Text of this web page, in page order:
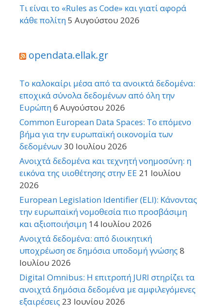
Τι είναι το «Rules as Code» και γιατί αφορά
κάθε πολίτη5 Αυγούστου 2026
opendata.ellak.gr
Το καλοκαίρι μέσα από τα ανοικτά δεδομένα:
εποχικά σύνολα δεδομένων από όλη την
Ευρώπη6 Αυγούστου 2026
Common European Data Spaces: Το επόμενο
βήμα για την ευρωπαϊκή οικονομία των
δεδομένων 30 Ιουλίου 2026
Ανοιχτά δεδομένα και τεχνητή νοημοσύνη: η
εικόνα της υιοθέτησης στην ΕΕ 21 Ιουλίου
2026
European Legislation Identifier (ELI): Κάνοντας
την ευρωπαϊκή νομοθεσία πιο προσβάσιμη
και αξιοποιήσιμη 14 Ιουλίου 2026
Ανοιχτά δεδομένα: από διοικητική
υποχρέωση σε δημόσια υποδομή γνώσης 8
Ιουλίου 2026
Digital Omnibus: Η επιτροπή JURI στηρίζει τα
ανοιχτά δημόσια δεδομένα με αμφιλεγόμενες
εξαιρέσεις 23 Ιουνίου 2026